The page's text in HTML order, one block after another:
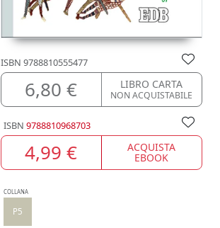
ISBN 9788810555477
6,80 € LIBRO CARTA
NON ACQUISTABILE
ISBN 9788810968703
4,99 € ACQUISTA
EBOOK
COLLANA
P5